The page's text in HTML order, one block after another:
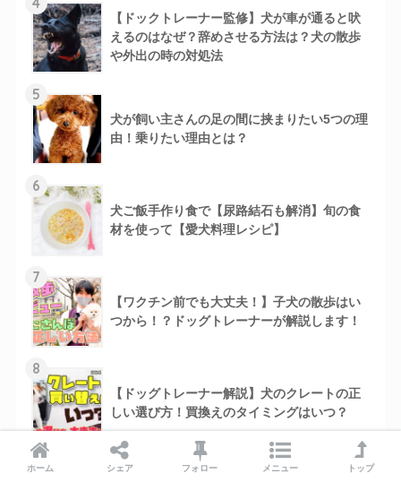
【ドックトレーナー監修】犬が車が通ると吠
えるのはなぜ？辞めさせる方法は？犬の散歩
や外出の時の対処法
5
犬が飼い主さんの足の間に挟まりたい5つの理
由！乗りたい理由とは？
6
犬ご飯手作り食で【尿路結石も解消】旬の食
材を使って【愛犬料理レシピ】
7
【ワクチン前でも大丈夫！】子犬の散歩はい
つから！？ドッグトレーナーが解説します！
8
【ドッグトレーナー解説】犬のクレートの正
しい選び方！買換えのタイミングはいつ？
9
ホーム シェア フォロー メニュー トップ